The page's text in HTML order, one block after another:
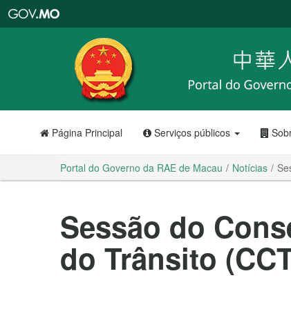
RAE
de
Macau
Página Principal Serviços públicos
Portal do Governo da RAE de Macau Notícias
Sessão do
do Trânsito